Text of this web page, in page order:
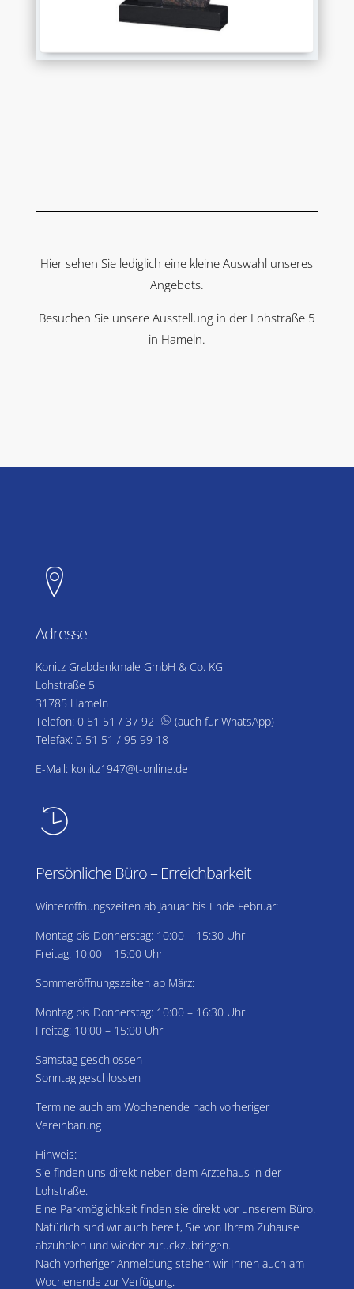
Hier sehen Sie lediglich eine kleine Auswahl unseres
Angebots.
Besuchen Sie unsere Ausstellung in der Lohstraße 5
in Hameln.
lo
ca
ti
o
n
ic
o
n
Adresse
Konitz Grabdenkmale GmbH & Co. KG
Lohstraße 5
31785 Hameln
Telefon: 0 51 51 / 37 92
h
sa
p
(auch für WhatsApp)
Telefax: 0 51 51 / 95 99 18
E-Mail: konitz1947@t-online.de
ti
m
e
ic
o
n
Persönliche Büro – Erreichbarkeit
Winteröffnungszeiten ab Januar bis Ende Februar:
Montag bis Donnerstag: 10:00 – 15:30 Uhr
Freitag: 10:00 – 15:00 Uhr
Sommeröffnungszeiten ab März:
Montag bis Donnerstag: 10:00 – 16:30 Uhr
Freitag: 10:00 – 15:00 Uhr
Samstag geschlossen
Sonntag geschlossen
Termine auch am Wochenende nach vorheriger
Vereinbarung
Hinweis:
Sie finden uns direkt neben dem Ärztehaus in der
Lohstraße.
Eine Parkmöglichkeit finden sie direkt vor unserem Büro.
Natürlich sind wir auch bereit, Sie von Ihrem Zuhause
abzuholen und wieder zurückzubringen.
Nach vorheriger Anmeldung stehen wir Ihnen auch am
Wochenende zur Verfügung.